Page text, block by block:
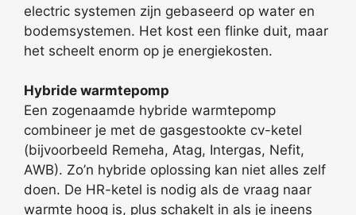
electric systemen zijn gebaseerd op water en
bodemsystemen. Het kost een flinke duit, maar
het scheelt enorm op je energiekosten.
Hybride warmtepomp
Een zogenaamde hybride warmtepomp
combineer je met de gasgestookte cv-ketel
(bijvoorbeeld Remeha, Atag, Intergas, Nefit,
AWB). Zo’n hybride oplossing kan niet alles zelf
doen. De HR-ketel is nodig als de vraag naar
warmte hoog is, plus schakelt in als je ineens